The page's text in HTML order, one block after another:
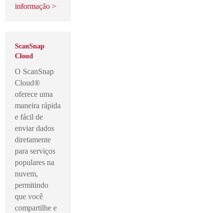
informação >
ScanSnap
Cloud
O ScanSnap
Cloud®
oferece uma
maneira rápida
e fácil de
enviar dados
diretamente
para serviços
populares na
nuvem,
permitindo
que você
compartilhe e